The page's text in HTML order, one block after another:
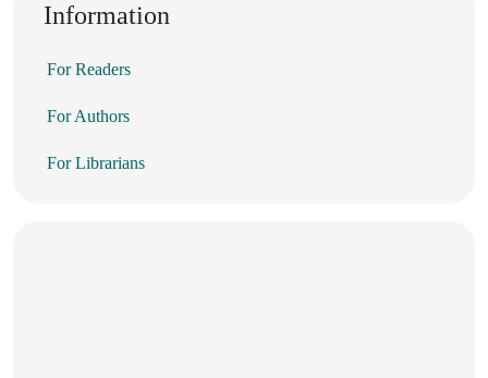
Information
For Readers
For Authors
For Librarians